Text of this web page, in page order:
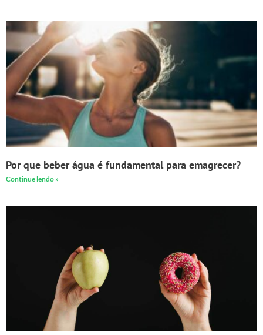
Por que beber água é fundamental para emagrecer?
Continue lendo »